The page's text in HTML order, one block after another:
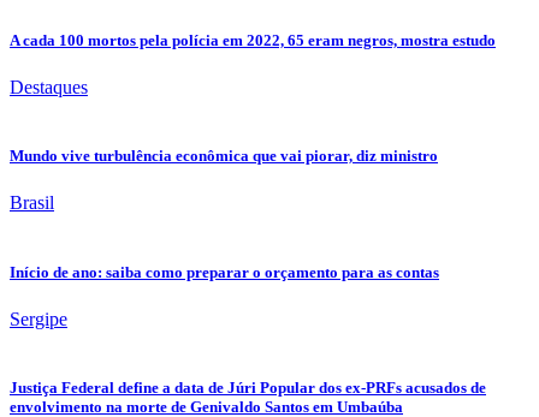
A cada 100 mortos pela polícia em 2022, 65 eram negros, mostra estudo
Destaques
Mundo vive turbulência econômica que vai piorar, diz ministro
Brasil
Início de ano: saiba como preparar o orçamento para as contas
Sergipe
Justiça Federal define a data de Júri Popular dos ex-PRFs acusados de
envolvimento na morte de Genivaldo Santos em Umbaúba